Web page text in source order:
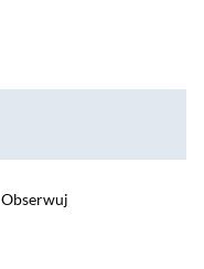
Obserwuj